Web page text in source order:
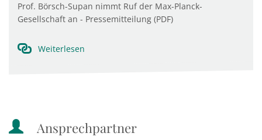
Prof. Börsch-Supan nimmt Ruf der Max-Planck-
Gesellschaft an - Pressemitteilung (PDF)
Weiterlesen
Ansprechpartner